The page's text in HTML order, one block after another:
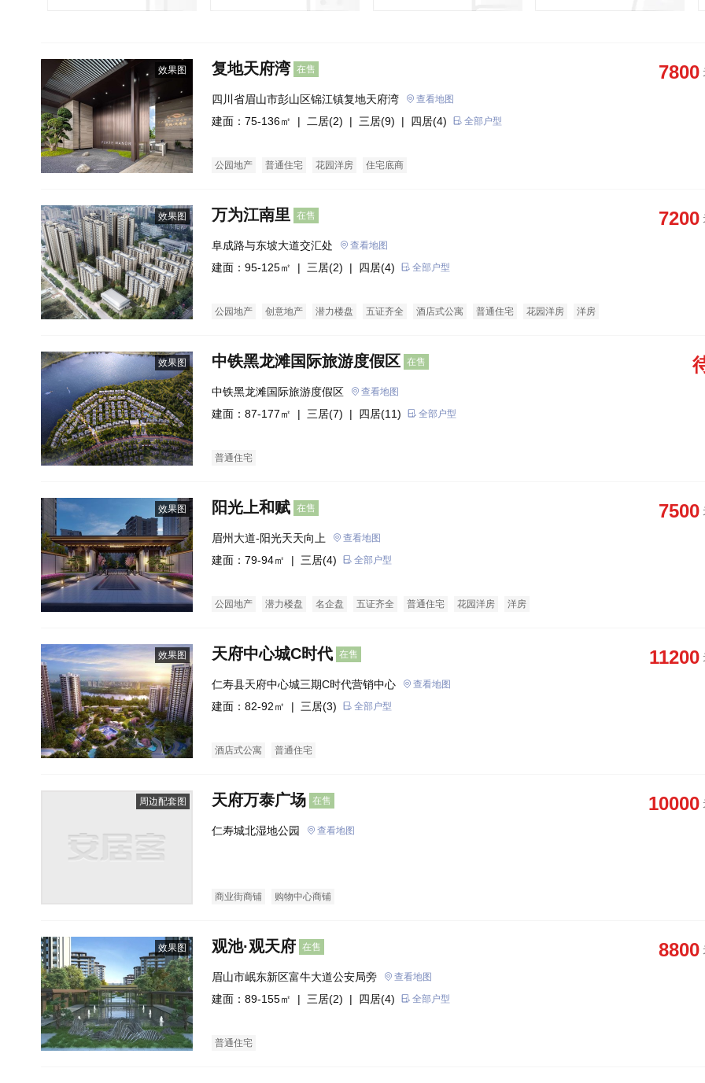
效果图 复地天府湾 在售 7800
四川省眉山市彭山区锦江镇复地天府湾 查看地图
建面：75-136㎡ | 二居(2) | 三居(9) | 四居(4) 全部户型
公园地产 普通住宅 花园洋房 住宅底商
效果图 万为江南里 在售 7200
阜成路与东坡大道交汇处 查看地图
建面：95-125㎡ | 三居(2) | 四居(4) 全部户型
公园地产 创意地产 潜力楼盘 五证齐全 酒店式公寓 普通住宅 花园洋房 洋房
效果图 中铁黑龙滩国际旅游度假区 在售
中铁黑龙滩国际旅游度假区 查看地图
建面：87-177㎡ | 三居(7) | 四居(11) 全部户型
普通住宅
效果图 阳光上和赋 在售 7500
眉州大道-阳光天天向上 查看地图
建面：79-94㎡ | 三居(4) 全部户型
公园地产 潜力楼盘 名企盘 五证齐全 普通住宅 花园洋房 洋房
效果图 天府中心城C时代 在售 11200
仁寿县天府中心城三期C时代营销中心 查看地图
建面：82-92㎡ | 三居(3) 全部户型
酒店式公寓 普通住宅
周边配套图 天府万泰广场 在售 10000
仁寿城北湿地公园 查看地图
商业街商铺 购物中心商铺
效果图 观池·观天府 在售 8800
眉山市岷东新区富牛大道公安局旁 查看地图
建面：89-155㎡ | 三居(2) | 四居(4) 全部户型
普通住宅